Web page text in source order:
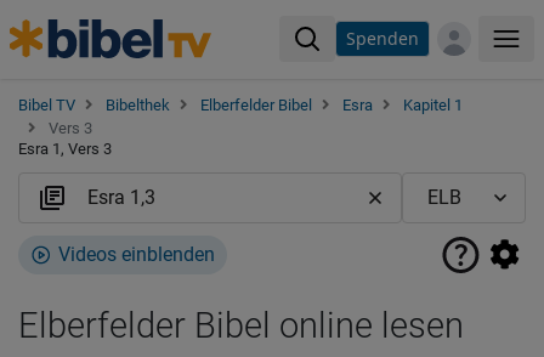
Spenden
Bibel TV Bibelthek Elberfelder Bibel Esra
Kapitel 1
Vers 3
Esra 1, Vers 3
Videos einblenden
Elberfelder Bibel online lesen